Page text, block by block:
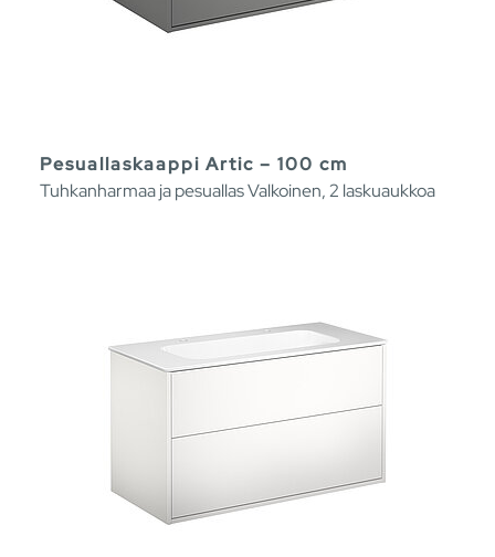
Pesuallaskaappi Artic – 100 cm
Tuhkanharmaa ja pesuallas Valkoinen, 2 laskuaukkoa